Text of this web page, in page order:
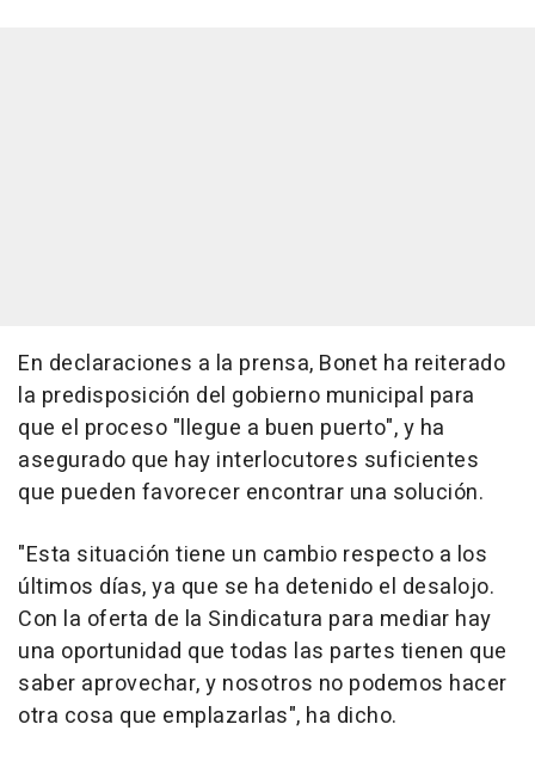
En declaraciones a la prensa, Bonet ha reiterado
la predisposición del gobierno municipal para
que el proceso "llegue a buen puerto", y ha
asegurado que hay interlocutores suficientes
que pueden favorecer encontrar una solución.
"Esta situación tiene un cambio respecto a los
últimos días, ya que se ha detenido el desalojo.
Con la oferta de la Sindicatura para mediar hay
una oportunidad que todas las partes tienen que
saber aprovechar, y nosotros no podemos hacer
otra cosa que emplazarlas", ha dicho.